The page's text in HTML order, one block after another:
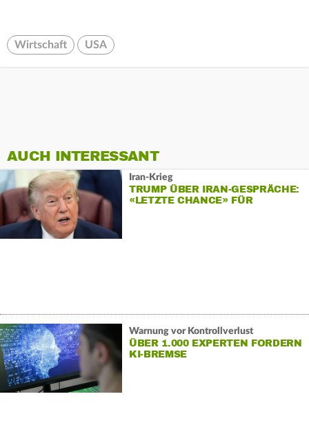
Wirtschaft USA
AUCH INTERESSANT
Iran-Krieg
TRUMP ÜBER IRAN-GESPRÄCHE:
«LETZTE CHANCE» FÜR
Warnung vor Kontrollverlust
ÜBER 1.000 EXPERTEN FORDERN
KI-BREMSE